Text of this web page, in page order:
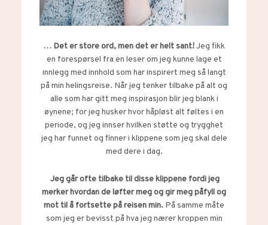
… Det er store ord, men det er helt sant!Jeg fikk
en forespørsel fra en leser om jeg kunne lage et
innlegg med innhold som har inspirert meg så langt
på min helingsreise. Når jeg tenker tilbake på alt og
alle som har gitt meg inspirasjon blir jeg blank i
øynene; for jeg husker hvor håpløst alt føltes i en
periode, og jeg innser hvilken støtte og trygghet
jeg har funnet og finner i klippene som jeg skal dele
med dere i dag.
Jeg går ofte tilbake til disse klippene fordi jeg
merker hvordan de løfter meg og gir meg påfyll og
mot til å fortsette på reisen min. På samme måte
som jeg er bevisst på hva jeg nærer kroppen min